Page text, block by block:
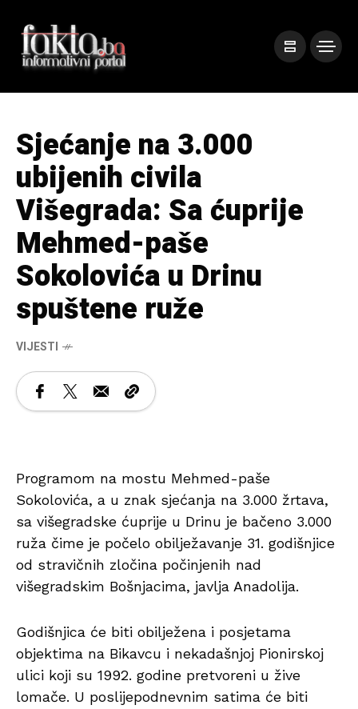
Sjećanje na 3.000
ubijenih civila
Višegrada: Sa ćuprije
Mehmed-paše
Sokolovića u Drinu
spuštene ruže
VIJESTI
Programom na mostu Mehmed-paše
Sokolovića, a u znak sjećanja na 3.000 žrtava,
sa višegradske ćuprije u Drinu je bačeno 3.000
ruža čime je počelo obilježavanje 31. godišnjice
od stravičnih zločina počinjenih nad
višegradskim Bošnjacima, javlja Anadolija.
Godišnjica će biti obilježena i posjetama
objektima na Bikavcu i nekadašnjoj Pionirskoj
ulici koji su 1992. godine pretvoreni u žive
lomače. U poslijepodnevnim satima će biti